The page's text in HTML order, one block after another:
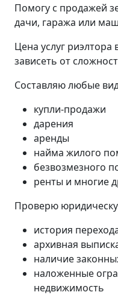
Помогу с продажей
дачи, гаража или
Цена услуг
зависеть от
Составляю любые
купли-продажи
дарения
аренды
найма жилого
безвозмезного
ренты и многие
Проверю
история
архивная
наличие
наложенные
недвижимость